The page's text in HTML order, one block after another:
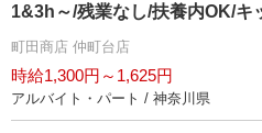
1&3h～/残業なし/扶養内OK/キ
町田商店 仲町台店
時給1,300円～1,625円
アルバイト・パート / 神奈川県